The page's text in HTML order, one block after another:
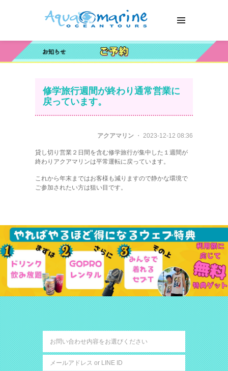
修学旅行週間が終わり通常営業に
戻っています。
アクアマリン ・ 2023-12-12 08:36
貸し切り営業２日間を含む修学旅行が集中した１週間が
終わりアクアマリンは平常運転に戻っています。
これから年末まではお客様も減りますので静かな環境で
ご参加されたい方は狙い目です。